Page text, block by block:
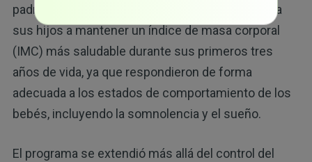
padres del grupo de crianza receptiva ayudaron a
sus hijos a mantener un índice de masa corporal
(IMC) más saludable durante sus primeros tres
años de vida, ya que respondieron de forma
adecuada a los estados de comportamiento de los
bebés, incluyendo la somnolencia y el sueño.
El programa se extendió más allá del control del